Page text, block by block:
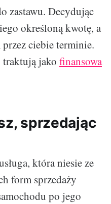
zastawu. Decydując
określoną kwotę, a
ciebie terminie.
traktują jako finansowa
sprzedając
która niesie ze
form sprzedaży
po jego